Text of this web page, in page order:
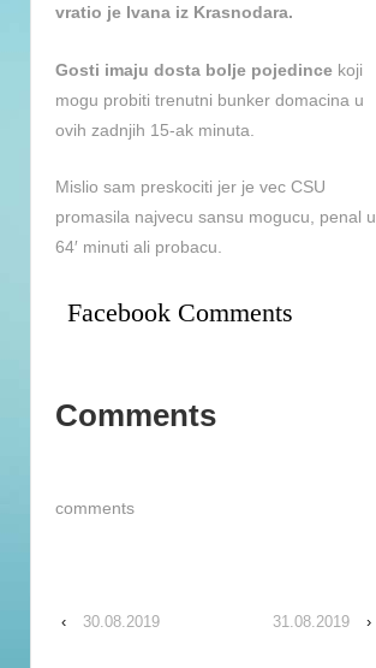
vratio je Ivana iz Krasnodara.
Gosti imaju dosta bolje pojedince koji
mogu probiti trenutni bunker domacina u
ovih zadnjih 15-ak minuta.
Mislio sam preskociti jer je vec CSU
promasila najvecu sansu mogucu, penal u
64′ minuti ali probacu.
Facebook Comments
Comments
comments
‹ 30.08.2019 31.08.2019 ›